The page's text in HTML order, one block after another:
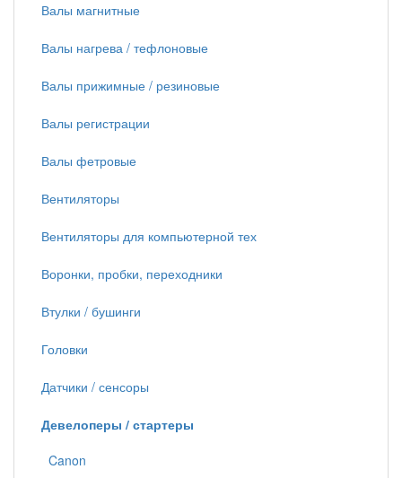
Валы магнитные
Валы нагрева / тефлоновые
Валы прижимные / резиновые
Валы регистрации
Валы фетровые
Вентиляторы
Вентиляторы для компьютерной тех
Воронки, пробки, переходники
Втулки / бушинги
Головки
Датчики / сенсоры
Девелоперы / стартеры
Canon